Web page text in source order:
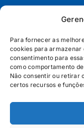
Para fornecer as
cookies para armazenar
consentimento para
como comportamento
Não consentir ou retirar
certos recursos e
POLÍTICA DE
POLÍTICA DE